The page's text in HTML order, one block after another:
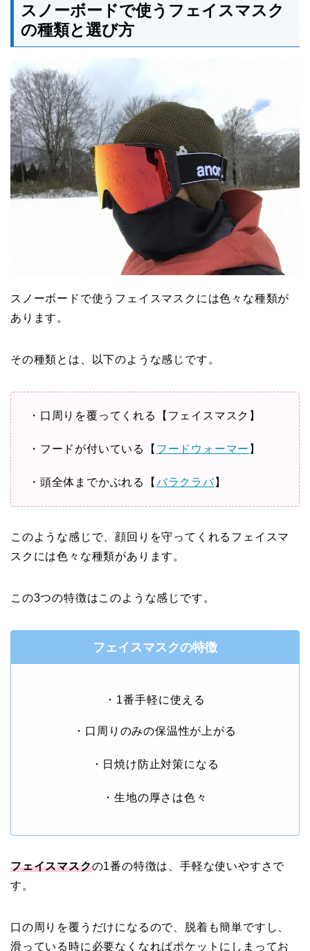
スノーボードで使うフェイスマスク
の種類と選び方
スノーボードで使うフェイスマスクには色々な種類が
あります。
その種類とは、以下のような感じです。
・口周りを覆ってくれる【フェイスマスク】
・フードが付いている【 フードウォーマー 】
・頭全体までかぶれる【 バラクラバ】
このような感じで、顔回りを守ってくれるフェイスマ
スクには色々な種類があります。
この3つの特徴はこのような感じです。
フェイスマスクの特徴
・1番手軽に使える
・口周りのみの保温性が上がる
・日焼け防止対策になる
・生地の厚さは色々
フェイスマスクの1番の特徴は、手軽な使いやすさで
す。
口の周りを覆うだけになるので、脱着も簡単ですし、
滑っている時に必要なくなればポケットにしまってお